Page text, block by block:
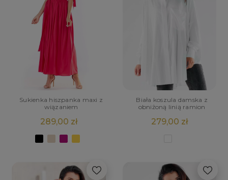
Sukienka hiszpanka maxi z
wiązaniem
289,00 zł
Biała koszula damska z
obniżoną linią ramion
279,00 zł
POWIADOM O
DOSTĘPNOŚCI